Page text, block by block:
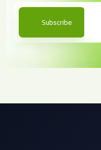
Subscribe